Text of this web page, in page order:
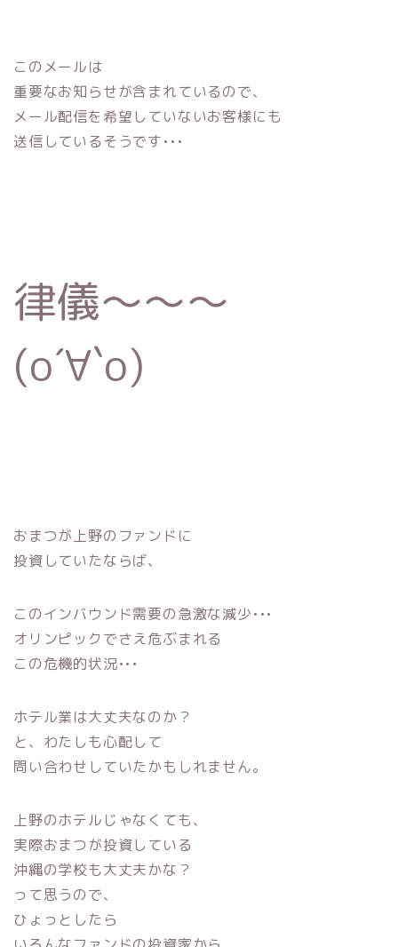
このメールは
重要なお知らせが含まれているので、
メール配信を希望していないお客様にも
送信しているそうです•••
律儀〜〜〜
(о´∀`о)
おまつが上野のファンドに
投資していたならば、
このインバウンド需要の急激な減少•••
オリンピックでさえ危ぶまれる
この危機的状況•••
ホテル業は大丈夫なのか？
と、わたしも心配して
問い合わせしていたかもしれません。
上野のホテルじゃなくても、
実際おまつが投資している
沖縄の学校も大丈夫かな？
って思うので、
ひょっとしたら